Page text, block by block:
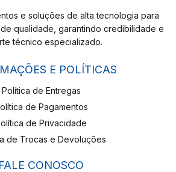
e soluções de alta tecnologia para
qualidade, garantindo credibilidade e
técnico especializado.
E POLÍTICAS
Política de Entregas
de Pagamentos
de Privacidade
de Trocas e Devoluções
FALE CONOSCO